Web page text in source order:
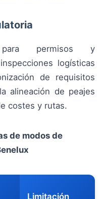
para permisos y
logísticas
de requisitos
alineación de peajes
costes y rutas.
de modos de
Limitación